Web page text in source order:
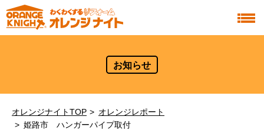
お知らせ
オレンジナイトTOP
オレンジレポート
姫路市 ハンガーパイプ取付